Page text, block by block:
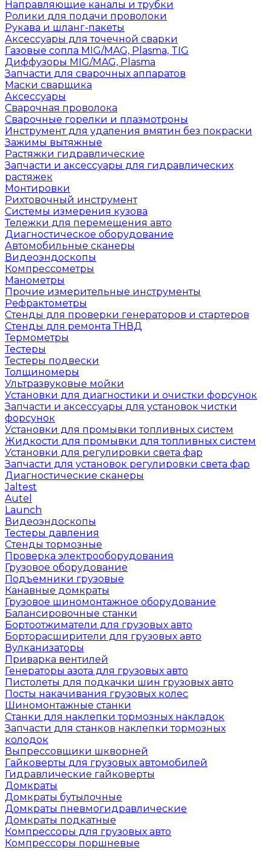
Направляющие каналы и трубки
Ролики для подачи проволоки
Рукава и шланг-пакеты
Аксессуары для точечной сварки
Газовые сопла MIG/MAG, Plasma, TIG
Диффузоры MIG/MAG, Plasma
Запчасти для сварочных аппаратов
Маски сварщика
Аксессуары
Сварочная проволока
Сварочные горелки и плазмотроны
Инструмент для удаления вмятин без покраски
Зажимы вытяжные
Растяжки гидравлические
Запчасти и аксессуары для гидравлических
растяжек
Монтировки
Рихтовочный инструмент
Системы измерения кузова
Тележки для перемещения авто
Диагностическое оборудование
Автомобильные сканеры
Видеоэндоскопы
Компрессометры
Манометры
Прочие измерительные инструменты
Рефрактометры
Стенды для проверки генераторов и стартеров
Стенды для ремонта ТНВД
Термометры
Тестеры
Тестеры подвески
Толщиномеры
Ультразвуковые мойки
Установки для диагностики и очистки форсунок
Запчасти и аксессуары для установок чистки
форсунок
Установки для промывки топливных систем
Жидкости для промывки для топливных систем
Установки для регулировки света фар
Запчасти для установок регулировки света фар
Диагностические сканеры
Jaltest
Autel
Launch
Видеоэндоскопы
Тестеры давления
Стенды тормозные
Проверка электрооборудования
Грузовое оборудование
Подъемники грузовые
Канавные домкраты
Грузовое шиномонтажное оборудование
Балансировочные станки
Бортоотжиматели для грузовых авто
Борторасширители для грузовых авто
Вулканизаторы
Приварка вентилей
Генераторы азота для грузовых авто
Пистолеты для подкачки шин грузовых авто
Посты накачивания грузовых колес
Шиномонтажные станки
Станки для наклепки тормозных накладок
Запчасти для станков наклепки тормозных
колодок
Выпрессовщики шкворней
Гайковерты для грузовых автомобилей
Гидравлические гайковерты
Домкраты
Домкраты бутылочные
Домкраты пневмогидравлические
Домкраты подкатные
Компрессоры для грузовых авто
Компрессоры поршневые